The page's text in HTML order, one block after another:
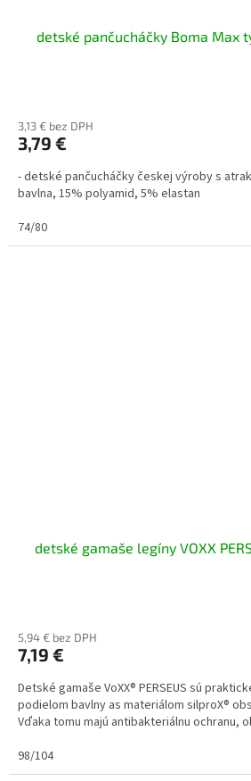
detské pančucháčky Boma Max
3,13 € bez DPH
3,79 €
- detské pančucháčky českej výroby s
bavlna, 15% polyamid, 5% elastan
74/80
detské gamaše legíny VOXX
5,94 € bez DPH
7,19 €
Detské gamaše VoXX® PERSEUS sú
podielom bavlny as materiálom silproX®
Vďaka tomu majú antibakteriálnu ochranu,
98/104